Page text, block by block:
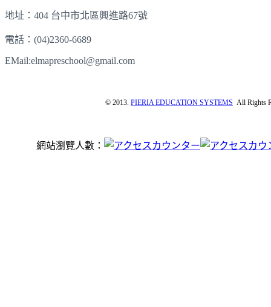
地址：404 台中市北區興進路67號
電話：(04)2360-6689
EMail:elmapreschool@gmail.com
© 2013. PIERIA EDUCATION SYSTEMS All Rights
網站瀏覽人數：